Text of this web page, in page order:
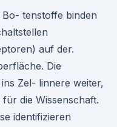
Bo- tenstoffe binden
auf der.
Die
Zel- linnere weiter,
die Wissenschaft.
identifizieren